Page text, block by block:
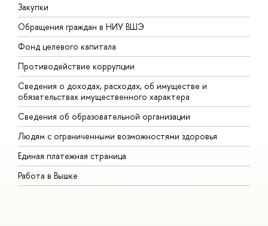
Закупки
Обращения граждан в НИУ ВШЭ
Фонд целевого капитала
Противодействие коррупции
Сведения о доходах, расходах, об имуществе и
обязательствах имущественного характера
Сведения об образовательной организации
Людям с ограниченными возможностями здоровья
Единая платежная страница
Работа в Вышке